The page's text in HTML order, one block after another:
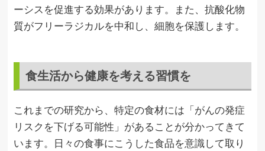
ーシスを促進する効果があります。また、抗酸化物
質がフリーラジカルを中和し、細胞を保護します。
食生活から健康を考える習慣を
これまでの研究から、特定の食材には「がんの発症
リスクを下げる可能性」があることが分かってきて
います。日々の食事にこうした食品を意識して取り